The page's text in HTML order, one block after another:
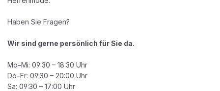
Haben Sie Fragen?
Wir sind gerne persönlich für Sie da.
Mo–Mi: 09:30 – 18:30 Uhr
Do–Fr: 09:30 – 20:00 Uhr
Sa: 09:30 – 17:00 Uhr